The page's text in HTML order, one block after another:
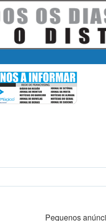
Pequenos